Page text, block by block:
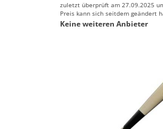
zuletzt überprüft am 27.09.2025
Preis kann sich seitdem geändert
Keine weiteren Anbieter